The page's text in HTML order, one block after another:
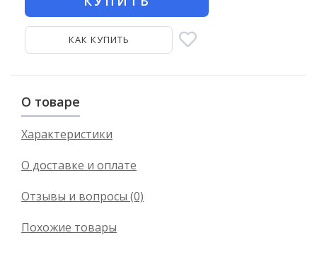
КАК КУПИТЬ
О товаре
Характеристики
О доставке и оплате
Отзывы и вопросы (0)
Похожие товары